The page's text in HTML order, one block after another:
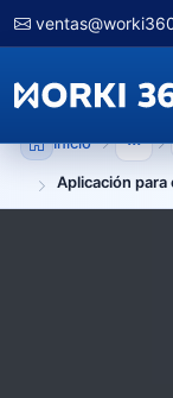
Inicio
Aplicación para